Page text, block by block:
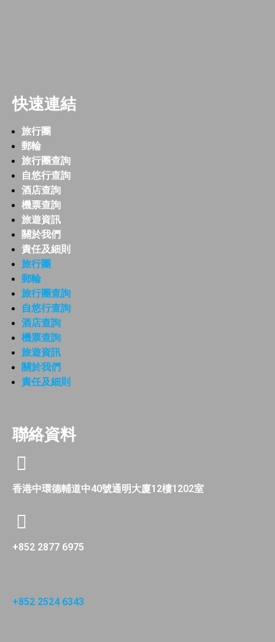
快速連結
旅行團
郵輪
旅行團查詢
自悠行查詢
酒店查詢
機票查詢
旅遊資訊
關於我們
責任及細則
旅行團
郵輪
旅行團查詢
自悠行查詢
酒店查詢
機票查詢
旅遊資訊
關於我們
責任及細則
聯絡資料
香港中環德輔道中40號通明大廈12樓1202室
+852 2877 6975
+852 2524 6343